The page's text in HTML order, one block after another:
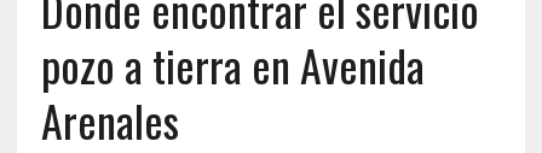
pozo a tierra en Avenida
Arenales